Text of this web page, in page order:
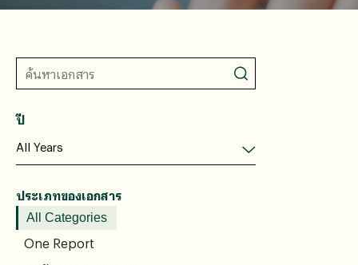
ปี
ประเภทของเอกสาร
All Categories
One Report